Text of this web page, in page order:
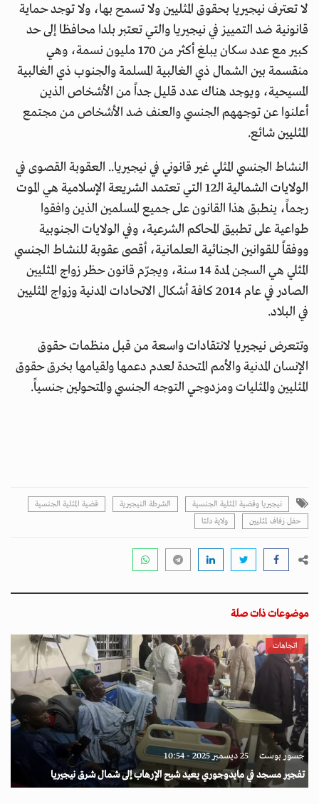
لا تعترف نيجيريا بحقوق المثليين ولا تسمح بها، ولا توجد حماية
قانونية ضد التمييز في نيجيريا والتي تعتبر بلدا محافظا إلى حد
كبير مع عدد سكان يبلغ أكثر من 170 مليون نسمة، وهي
منقسمة بين الشمال ذي الغالبية المسلمة والجنوب ذي الغالبية
المسيحية، ويوجد هناك عدد قليل جداً من الأشخاص الذين
أعلنوا عن توجههم الجنسي والعنف ضد الأشخاص من مجتمع
المثليين شائع.
النشاط الجنسي المثلي غير قانوني في نيجيريا.. العقوبة القصوى في
الولايات الشمالية الـ12 التي تعتمد الشريعة الإسلامية هي الموت
رجماً، ينطبق هذا القانون على جميع المسلمين الذين وافقوا
طواعية على تطبيق المحاكم الشرعية، وفي الولايات الجنوبية
ووفقاً للقوانين الجنائية العلمانية، أقصى عقوبة للنشاط الجنسي
المثلي هي السجن لمدة 14 سنة، ويجرّم قانون حظر زواج المثليين
الصادر في عام 2014 كافة أشكال الاتحادات المدنية وزواج المثليين
في البلاد.
وتتعرض نيجيريا لانتقادات واسعة من قبل منظمات حقوق
الإنسان المدنية والأمم المتحدة لعدم دعمها ولقيامها بخرق حقوق
المثليين والمثليات ومزدوجي التوجه الجنسي والمتحولين جنسياً.
نيجيريا وقضية المثلية الجنسية الشرطة النيجيرية
قضية المثلية الجنسية
حفل زفاف لمثليين
ولاية دلتا
موضوعات ذات صلة
اتجاهات
جسور بوست 25 ديسمبر 2025 - 10:54
تفجير مسجد في مايدوجوري يعيد شبح الإرهاب إلى شمال شرق نيجيريا